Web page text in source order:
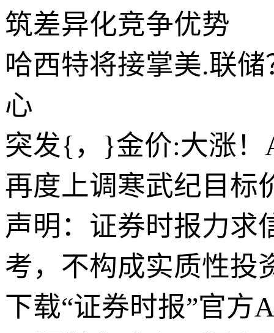
筑差异化竞争优势
哈西特将接掌美.联
心
突发{，}金价:大涨！
再度上调寒武纪目标
声明：证券时报力求
考，不构成实质性投
下载“证券时报”官方